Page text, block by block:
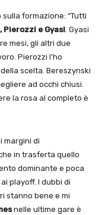
formazione: “Tutti
Pierozzi e Gyasi. Gyasi
mesi, gli altri due
Pierozzi l’ho
scelta. Bereszynski
ad occhi chiusi.
la rosa al completo è
margini di
in trasferta quello
dominante e poca
playoff. I dubbi di
stanno bene e mi
nelle ultime gare è